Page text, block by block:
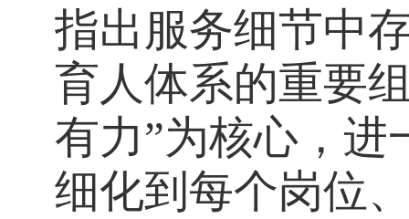
指出服务细节中
育人体系的重要
有力”为核心，
细化到每个岗位